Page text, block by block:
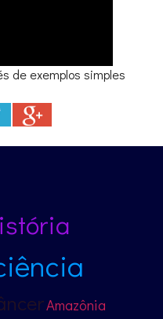
de exemplos simples
Amazônia